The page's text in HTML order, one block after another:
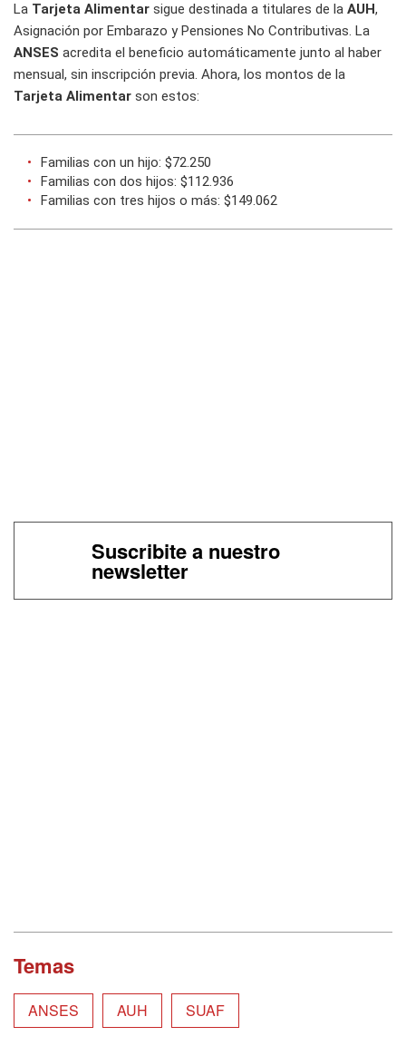
La Tarjeta Alimentar sigue destinada a titulares de la AUH,
Asignación por Embarazo y Pensiones No Contributivas. La
ANSES acredita el beneficio automáticamente junto al haber
mensual, sin inscripción previa. Ahora, los montos de la
Tarjeta Alimentar son estos:
Familias con un hijo: $72.250
Familias con dos hijos: $112.936
Familias con tres hijos o más: $149.062
Suscribite a nuestro
newsletter
Temas
ANSES AUH SUAF